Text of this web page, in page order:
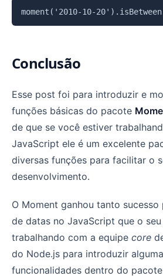
Conclusão
Esse post foi para introduzir e
funções básicas do pacote
de que se você estiver
JavaScript ele é um excelente
diversas funções para facilitar o
desenvolvimento.
O Moment ganhou tanto sucesso
de datas no JavaScript que o
trabalhando com a equipe core
do Node.js para introduzir
funcionalidades dentro do